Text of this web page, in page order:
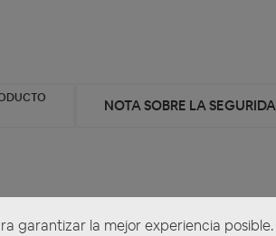
NOTA SOBRE LA
Adapterkabel kompatibel mit Ford
garantizar la mejor experiencia posible.